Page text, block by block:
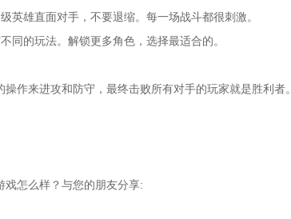
英雄直面对手，不要退缩。每一场战斗都很刺激。
同的玩法。解锁更多角色，选择最适合的。
操作来进攻和防守，最终击败所有对手的玩家就是胜利者。
戏怎么样？与您的朋友分享: